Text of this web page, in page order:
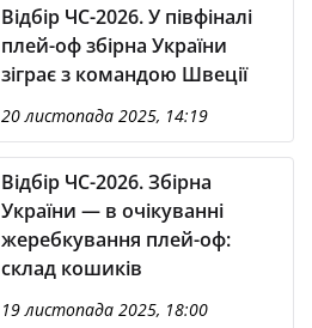
Відбір ЧС-2026. У півфіналі
плей-оф збірна України
зіграє з командою Швеції
20 листопада 2025, 14:19
Відбір ЧС-2026. Збірна
України — в очікуванні
жеребкування плей-оф:
склад кошиків
19 листопада 2025, 18:00